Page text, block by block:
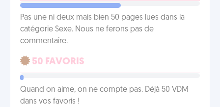
Pas une ni deux mais bien 50 pages lues dans la
catégorie Sexe. Nous ne ferons pas de
commentaire.
50 FAVORIS
Quand on aime, on ne compte pas. Déjà 50 VDM
dans vos favoris !